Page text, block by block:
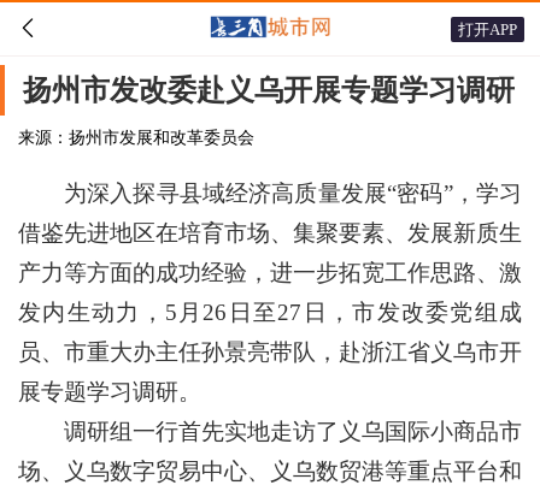
 打开APP
扬州市发改委赴义乌开展专题学习调研
来源：扬州市发展和改革委员会
为深入探寻县域经济高质量发展“密码”，学习
借鉴先进地区在培育市场、集聚要素、发展新质生
产力等方面的成功经验，进一步拓宽工作思路、激
发内生动力，5月26日至27日，市发改委党组成
员、市重大办主任孙景亮带队，赴浙江省义乌市开
展专题学习调研。
调研组一行首先实地走访了义乌国际小商品市
场、义乌数字贸易中心、义乌数贸港等重点平台和